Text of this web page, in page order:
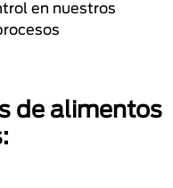
en nuestros
de alimentos